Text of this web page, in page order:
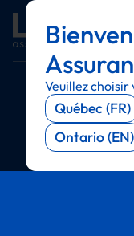
Veuillez
Québec (FR)
Ontario (EN)